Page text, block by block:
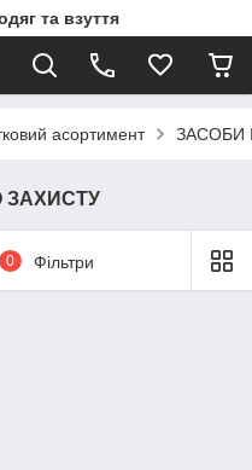
та взуття
асортимент ЗАСОБИ
ЗАХИСТУ
0 Фільтри